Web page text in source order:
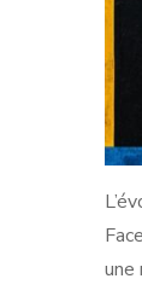
une